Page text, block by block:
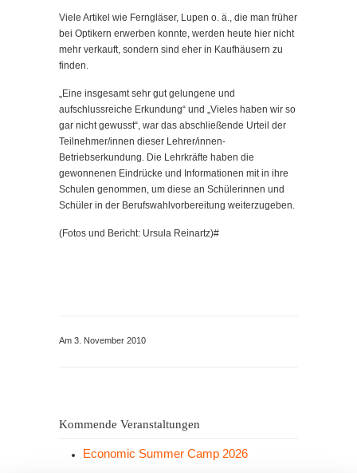
Viele Artikel wie Ferngläser, Lupen o. ä., die man früher
bei Optikern erwerben konnte, werden heute hier nicht
mehr verkauft, sondern sind eher in Kaufhäusern zu
finden.
„Eine insgesamt sehr gut gelungene und
aufschlussreiche Erkundung“ und „Vieles haben wir so
gar nicht gewusst“, war das abschließende Urteil der
Teilnehmer/innen dieser Lehrer/innen-
Betriebserkundung. Die Lehrkräfte haben die
gewonnenen Eindrücke und Informationen mit in ihre
Schulen genommen, um diese an Schülerinnen und
Schüler in der Berufswahlvorbereitung weiterzugeben.
(Fotos und Bericht: Ursula Reinartz)#
Am 3. November 2010
Kommende Veranstaltungen
Economic Summer Camp 2026